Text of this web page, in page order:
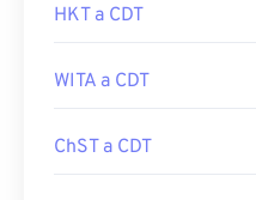
HKT a CDT
WITA a CDT
ChST a CDT